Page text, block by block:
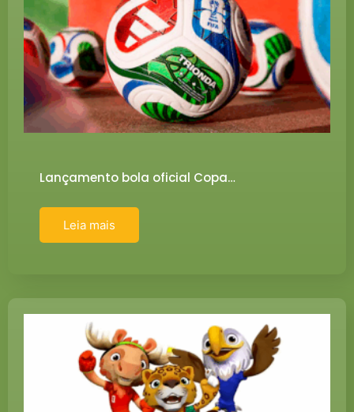
Lançamento bola oficial Copa…
Leia mais